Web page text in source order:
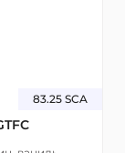
83.25 SCA